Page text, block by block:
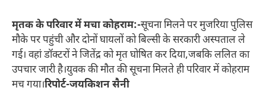
मृतक के परिवार में मचा कोहराम:-सूचना मिलने पर मुजरिया पुलिस
मौके पर पहुंची और दोनों घायलों को बिल्सी के सरकारी अस्पताल ले
गई। वहां डॉक्टरों ने जितेंद्र को मृत घोषित कर दिया,जबकि ललित का
उपचार जारी है।युवक की मौत की सूचना मिलते ही परिवार में कोहराम
मच गया।रिपोर्ट-जयकिशन सैनी